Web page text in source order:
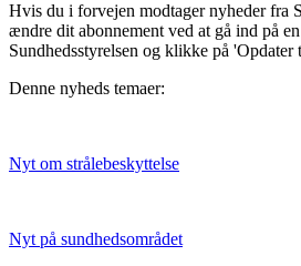
Hvis du i forvejen modtager nyheder fra
ændre dit abonnement ved at gå ind på
Sundhedsstyrelsen og klikke på
Denne nyheds temaer:
Nyt om strålebeskyttelse
Nyt på sundhedsområdet